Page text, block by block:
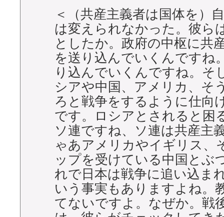
＜（共産主義者は国体を）
は変えられなかった。彼ら
としたか。政府の中枢に共
を送り込んでいくんですね
り込んでいくんですね。そ
シアや中国、アメリカ、そ
ろと戦争をするように仕向
です。ロシアとされると困
ソ連ですね、ソ連は共産主
ゃあアメリカやイギリス、
ップを受けている中国とぶ
れで日本は戦争に追い込ま
いう事実もありますよね。
てないですよ。なぜか。戦